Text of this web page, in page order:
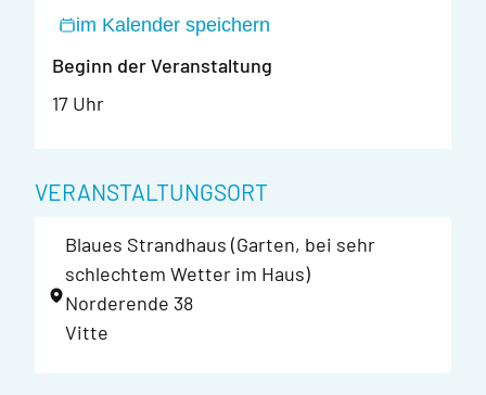
im Kalender speichern
Beginn der Veranstaltung
17 Uhr
VERANSTALTUNGSORT
Blaues Strandhaus (Garten, bei sehr
schlechtem Wetter im Haus)
Norderende 38
Vitte